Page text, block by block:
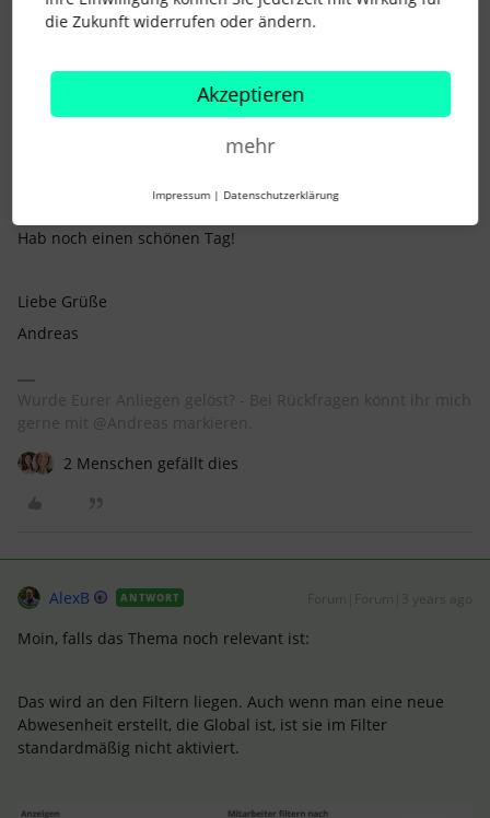
Die in Deinem Post beschriebenen “grauen Balken” deuten
daraufhin, dass Du lediglich“Abwesenheiten”
das auch die standardmäßige Grundeinstellung ist) angehakt
Hab noch einen schönen Tag!
Liebe Grüße
Andreas
Wurde Eurer Anliegen gelöst? - Bei Rückfragen könnt ihr mich
gerne mit @Andreas markieren.
2 Menschen gefällt dies
AlexB ANTWORT
Moin, falls das Thema noch relevant ist:
Das wird an den Filtern liegen. Auch wenn man eine neue
Abwesenheit erstellt, die Global ist, ist sie im Filter
standardmäßig nicht aktiviert.
die Zukunft widerrufen oder ändern.
Akzeptieren
mehr
Impressum | Datenschutzerklärung